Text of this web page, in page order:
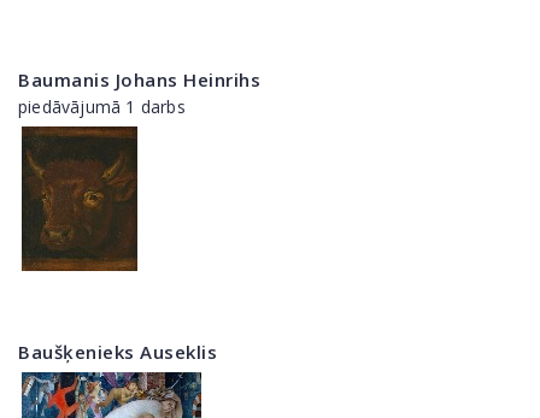
Baumanis Johans Heinrihs
piedāvājumā 1 darbs
Baušķenieks Auseklis